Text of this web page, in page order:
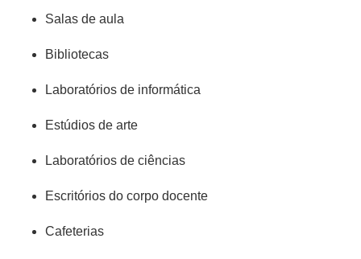
Salas de aula
Bibliotecas
Laboratórios de informática
Estúdios de arte
Laboratórios de ciências
Escritórios do corpo docente
Cafeterias